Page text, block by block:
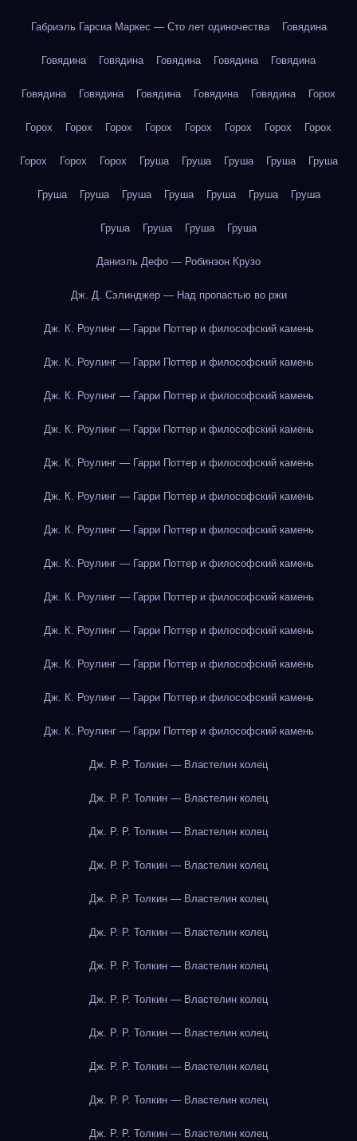
Габриэль Гарсиа Маркес — Сто лет одиночества Говядина
Говядина Говядина Говядина Говядина Говядина
Говядина Говядина Говядина Говядина Говядина Горох
Горох Горох Горох Горох Горох Горох Горох Горох
Горох Горох Горох Груша Груша Груша Груша Груша
Груша Груша Груша Груша Груша Груша Груша
Груша Груша Груша Груша
Даниэль Дефо — Робинзон Крузо
Дж. Д. Сэлинджер — Над пропастью во ржи
Дж. К. Роулинг — Гарри Поттер и философский камень
Дж. К. Роулинг — Гарри Поттер и философский камень
Дж. К. Роулинг — Гарри Поттер и философский камень
Дж. К. Роулинг — Гарри Поттер и философский камень
Дж. К. Роулинг — Гарри Поттер и философский камень
Дж. К. Роулинг — Гарри Поттер и философский камень
Дж. К. Роулинг — Гарри Поттер и философский камень
Дж. К. Роулинг — Гарри Поттер и философский камень
Дж. К. Роулинг — Гарри Поттер и философский камень
Дж. К. Роулинг — Гарри Поттер и философский камень
Дж. К. Роулинг — Гарри Поттер и философский камень
Дж. К. Роулинг — Гарри Поттер и философский камень
Дж. К. Роулинг — Гарри Поттер и философский камень
Дж. Р. Р. Толкин — Властелин колец
Дж. Р. Р. Толкин — Властелин колец
Дж. Р. Р. Толкин — Властелин колец
Дж. Р. Р. Толкин — Властелин колец
Дж. Р. Р. Толкин — Властелин колец
Дж. Р. Р. Толкин — Властелин колец
Дж. Р. Р. Толкин — Властелин колец
Дж. Р. Р. Толкин — Властелин колец
Дж. Р. Р. Толкин — Властелин колец
Дж. Р. Р. Толкин — Властелин колец
Дж. Р. Р. Толкин — Властелин колец
Дж. Р. Р. Толкин — Властелин колец